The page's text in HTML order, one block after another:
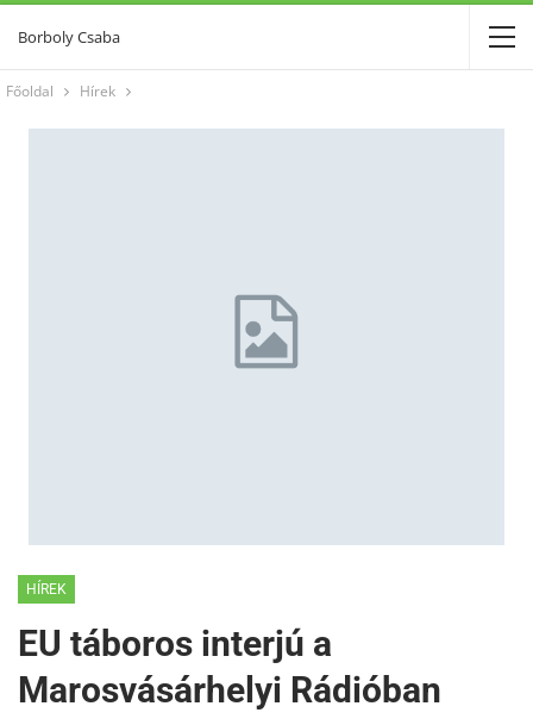
Borboly Csaba
Főoldal Hírek
HÍREK
EU táboros interjú a
Marosvásárhelyi Rádióban